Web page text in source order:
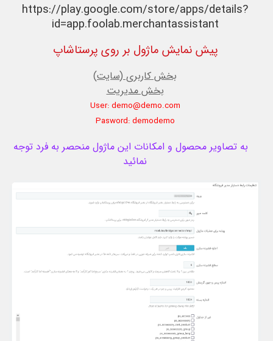
https://play.google.com/store/apps/details?
id=app.foolab.merchantassistant
پیش نمایش ماژول بر روی پرستاشاپ
بخش کاربری (سایت)
بخش مدیریت
User: demo@demo.com
Pasword: demodemo
به تصاویر محصول و امکانات این ماژول منحصر به فرد توجه
نمائید